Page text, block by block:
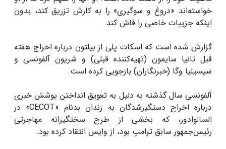
خواسته‌اند «دروغ و سوگیری» را به کارش تزریق کند، بدون
اینکه جزییات خاصی را فاش کند.
گزارش شده است که اسکات پلی از بیلتون درباره اخراج هفته
قبل تانیا سایمون (تهیه‌کننده قبلی) و شریون آلفونسی و
سیسیلیا وگا (خبرنگاران) بازجویی کرده است.
آلفونسی سال گذشته به دلیل به تعویق انداختن پوشش خبری
درباره اخراج دستگیرشدگان به زندان بدنام «CECOT» در
السالوادور، که بخشی از طرح سختگیرانه مهاجرتی
رئیس‌جمهور سابق ترامپ بود، از وایس انتقاد کرده بود.